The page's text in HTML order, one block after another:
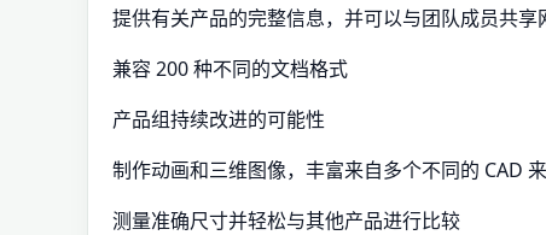
提供有关产品的完整信息，并可以与团队成员共享
兼容 200 种不同的文档格式
产品组持续改进的可能性
制作动画和三维图像，丰富来自多个不同的 CAD
测量准确尺寸并轻松与其他产品进行比较